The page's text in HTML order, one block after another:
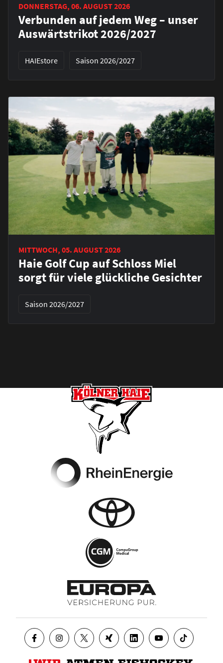
DONNERSTAG, 06. AUGUST 2026
Verbunden auf jedem Weg – unser
Auswärtstrikot 2026/2027
HAIEstore Saison 2026/2027
MITTWOCH, 05. AUGUST 2026
Haie Golf Cup auf Schloss Miel
sorgt für viele glückliche Gesichter
Saison 2026/2027